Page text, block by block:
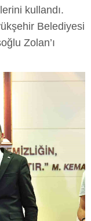
kullandı.
Belediyesi
Zolan’ı